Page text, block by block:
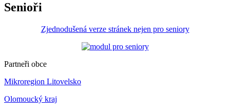
Senioři
Zjednodušená verze stránek nejen pro seniory
Partneři obce
Mikroregion Litovelsko
Olomoucký kraj